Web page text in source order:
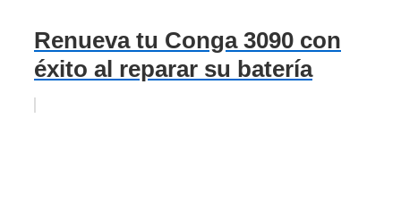
Renueva tu Conga 3090 con
éxito al reparar su batería